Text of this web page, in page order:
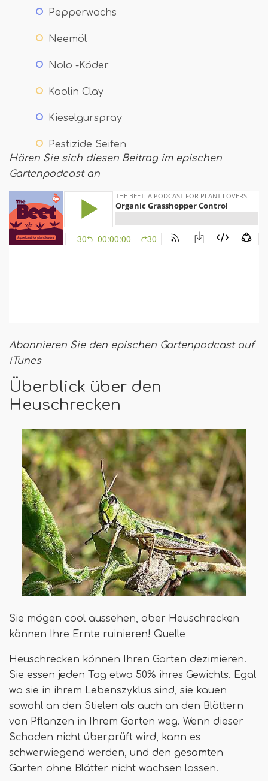
Pepperwachs
Neemöl
Nolo -Köder
Kaolin Clay
Kieselgurspray
Pestizide Seifen
Hören Sie sich diesen Beitrag im epischen
Gartenpodcast an
Abonnieren Sie den epischen Gartenpodcast auf
iTunes
Überblick über den
Heuschrecken
Sie mögen cool aussehen, aber Heuschrecken
können Ihre Ernte ruinieren! Quelle
Heuschrecken können Ihren Garten dezimieren.
Sie essen jeden Tag etwa 50% ihres Gewichts. Egal
wo sie in ihrem Lebenszyklus sind, sie kauen
sowohl an den Stielen als auch an den Blättern
von Pflanzen in Ihrem Garten weg. Wenn dieser
Schaden nicht überprüft wird, kann es
schwerwiegend werden, und den gesamten
Garten ohne Blätter nicht wachsen lassen.